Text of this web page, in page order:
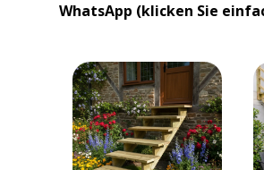
WhatsApp (klicken Sie